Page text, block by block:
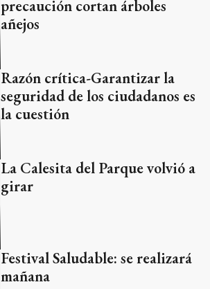
precaución cortan árboles
añejos
seguridad de los ciudadanos es
la cuestión
Festival Saludable: se realizará